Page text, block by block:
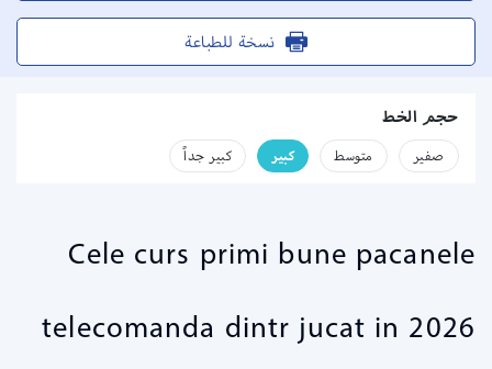
نسخة للطباعة
حجم الخط
صفير متوسط كبير كبير جداً
Cele curs primi bune pacanele
telecomanda dintr jucat in 2026